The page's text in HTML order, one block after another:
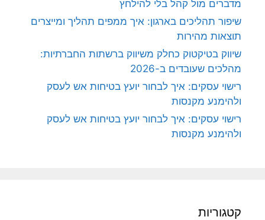
מדברים מול קהל בלי להילחץ
שיפור תהליכים בארגון: איך ממפים תהליך ומייצרים
תוצאות מהירות
שיווק בטיקטוק כחלק משיווק ברשתות החברתיות:
מהלכים שעובדים ב-2026
רישוי עסקים: איך לבחור יועץ בטיחות אש לעסק
ולהימנע מקנסות
רישוי עסקים: איך לבחור יועץ בטיחות אש לעסק
ולהימנע מקנסות
קטגוריות